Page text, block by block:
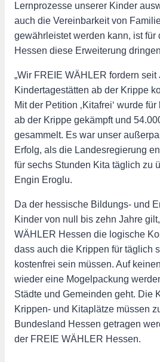
Lernprozesse unserer Kinder
auch die Vereinbarkeit von
gewährleistet werden kann, ist
Hessen diese Erweiterung
„Wir FREIE WÄHLER fordern
Kindertagestätten ab der Krippe
Mit der Petition ‚Kitafrei‘ wurde
ab der Krippe gekämpft und
gesammelt. Es war unser
Erfolg, als die Landesregierung
für sechs Stunden Kita täglich zu
Engin Eroglu.
Da der hessische Bildungs- und
Kinder von null bis zehn Jahre
WÄHLER Hessen die logische
dass auch die Krippen für täglich
kostenfrei sein müssen. Auf
wieder eine Mogelpackung
Städte und Gemeinden geht. Die
Krippen- und Kitaplätze müssen
Bundesland Hessen getragen
der FREIE WÄHLER Hessen.